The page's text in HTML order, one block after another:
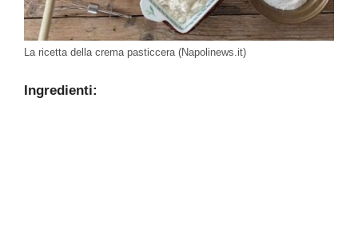
La ricetta della crema pasticcera (Napolinews.it)
Ingredienti: